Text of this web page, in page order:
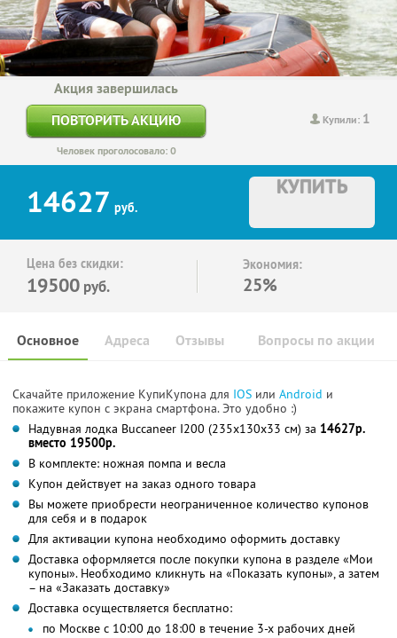
Купили: 1
Акция завершилась
ПОВТОРИТЬ АКЦИЮ
Человек проголосовало: 0
14627 руб.
КУПИТЬ
Цена без скидки:
19500 руб.
Экономия:
25%
Основное Отзывы Вопросы по акции
Адреса
Скачайте приложение КупиКупона для IOS или Android и
покажите купон с экрана смартфона. Это удобно :)
Надувная лодка Buccaneer I200 (235х130х33 см) за 14627р.
вместо 19500р.
В комплекте: ножная помпа и весла
Купон действует на заказ одного товара
Вы можете приобрести неограниченное количество купонов
для себя и в подарок
Для активации купона необходимо оформить доставку
Доставка оформляется после покупки купона в разделе «Мои
купоны». Необходимо кликнуть на «Показать купоны», а затем
– на «Заказать доставку»
Доставка осуществляется бесплатно:
по Москве с 10:00 до 18:00 в течение 3-х рабочих дней